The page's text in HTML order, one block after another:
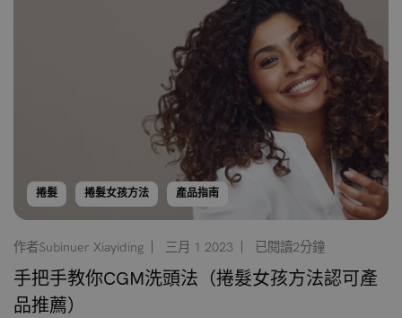
捲髮 捲髮女孩方法 產品指南
作者Subinuer Xiayiding 三月 1 2023 已閱讀2分鐘
手把手教你CGM洗頭法（捲髮女孩方法認可產
品推薦）